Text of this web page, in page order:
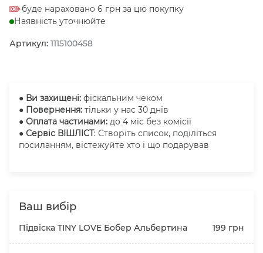
буде нараховано 6 грн за цю покупку
Наявність уточнюйте
Артикул: 1115100458
● Ви захищені: фіскальним чеком
● Повернення: тільки у нас 30 днів
● Оплата частинами: до 4 міс без комісії
● Сервіс ВІШЛІСТ: Створіть список, поділіться
посиланням, вістежуйте хто і що подарував
Ваш вибір
Підвіска TINY LOVE Бобер Альбертина 199 грн